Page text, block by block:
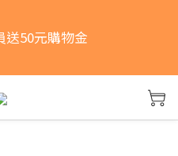
組即享免運，買兩組以上
組現折10元！
送50元購物金
組即享免運，買兩組以上
組現折10元！